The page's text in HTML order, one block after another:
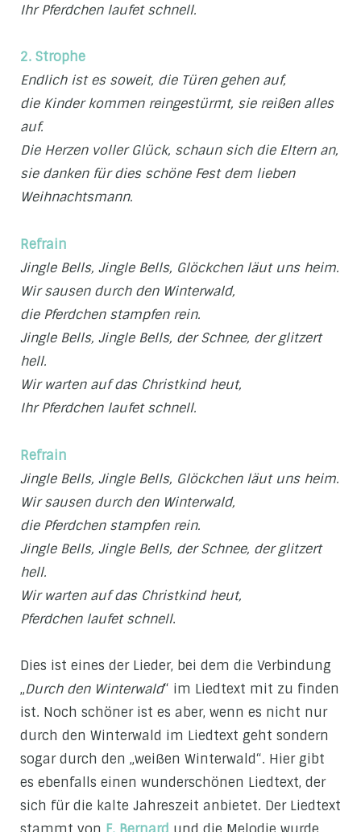
Ihr Pferdchen laufet schnell.
2. Strophe
Endlich ist es soweit, die Türen gehen auf,
die Kinder kommen reingestürmt, sie reißen alles
auf.
Die Herzen voller Glück, schaun sich die Eltern an,
sie danken für dies schöne Fest dem lieben
Weihnachtsmann.
Refrain
Jingle Bells, Jingle Bells, Glöckchen läut uns heim.
Wir sausen durch den Winterwald,
die Pferdchen stampfen rein.
Jingle Bells, Jingle Bells, der Schnee, der glitzert
hell.
Wir warten auf das Christkind heut,
Ihr Pferdchen laufet schnell.
Refrain
Jingle Bells, Jingle Bells, Glöckchen läut uns heim.
Wir sausen durch den Winterwald,
die Pferdchen stampfen rein.
Jingle Bells, Jingle Bells, der Schnee, der glitzert
hell.
Wir warten auf das Christkind heut,
Pferdchen laufet schnell.
Dies ist eines der Lieder, bei dem die Verbindung
„Durch den Winterwald“ im Liedtext mit zu finden
ist. Noch schöner ist es aber, wenn es nicht nur
durch den Winterwald im Liedtext geht sondern
sogar durch den „weißen Winterwald“. Hier gibt
es ebenfalls einen wunderschönen Liedtext, der
sich für die kalte Jahreszeit anbietet. Der Liedtext